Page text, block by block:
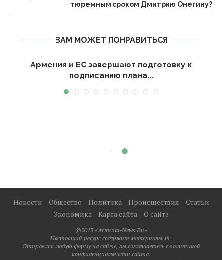
тюремным сроком Дмитрию Онегину?
ВАМ МОЖЕТ ПОНРАВИТЬСЯ
Армения и ЕС завершают подготовку к
подписанию плана...
Новости Общество Политика Происшествия
Статьи
Экономика
Карта сайта О сайте
@2013 «Armenia-News.Ru»
Настоящий ресурс содержит материалы 18+
Отправляя любую форму на сайте, вы соглашаетесь с политикой
конфиденциальности сайта.